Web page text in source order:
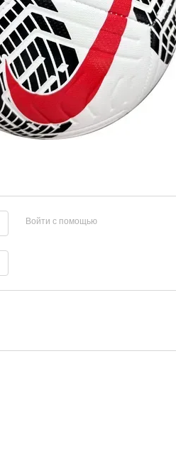
Войти с помощью